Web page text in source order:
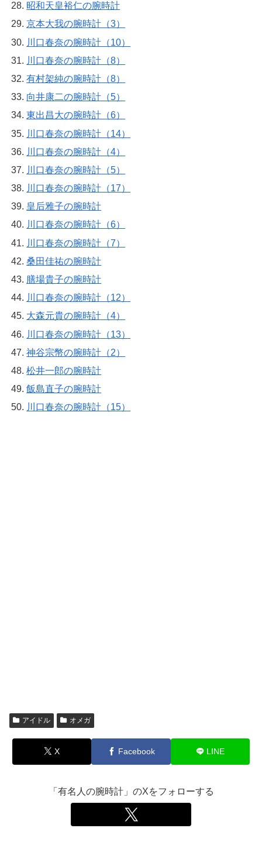
昭和天皇裕仁の腕時計
京本大我の腕時計（3）
川口春奈の腕時計（10）
川口春奈の腕時計（8）
有村架純の腕時計（8）
向井康二の腕時計（5）
東出昌大の腕時計（6）
川口春奈の腕時計（14）
川口春奈の腕時計（4）
川口春奈の腕時計（5）
川口春奈の腕時計（17）
皇后雅子の腕時計
川口春奈の腕時計（6）
川口春奈の腕時計（7）
桑田佳祐の腕時計
膳場貴子の腕時計
川口春奈の腕時計（12）
大森元貴の腕時計（4）
川口春奈の腕時計（13）
神谷宗幣の腕時計（2）
松井一郎の腕時計
飯島直子の腕時計
川口春奈の腕時計（15）
アイドル オメガ
X Facebook LINE
「有名人の腕時計」のXをフォローする